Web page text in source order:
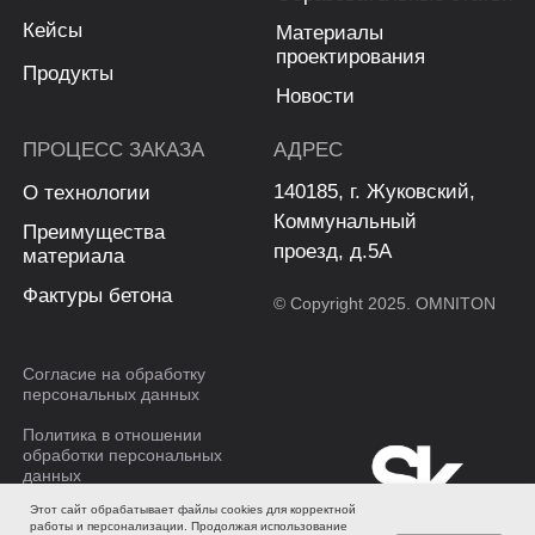
Этот сайт обрабатывает файлы cookies для корректной
работы и персонализации. Продолжая использование